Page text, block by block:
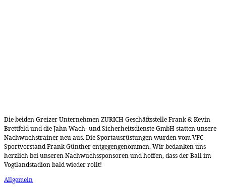
Die beiden Greizer Unternehmen ZURICH Geschäftsstelle Frank & Kevin
Brettfeld und die Jahn Wach- und Sicherheitsdienste GmbH statten unsere
Nachwuchstrainer neu aus. Die Sportausrüstungen wurden vom VFC-
Sportvorstand Frank Günther entgegengenommen. Wir bedanken uns
herzlich bei unseren Nachwuchssponsoren und hoffen, dass der Ball im
Vogtlandstadion bald wieder rollt!
Allgemein